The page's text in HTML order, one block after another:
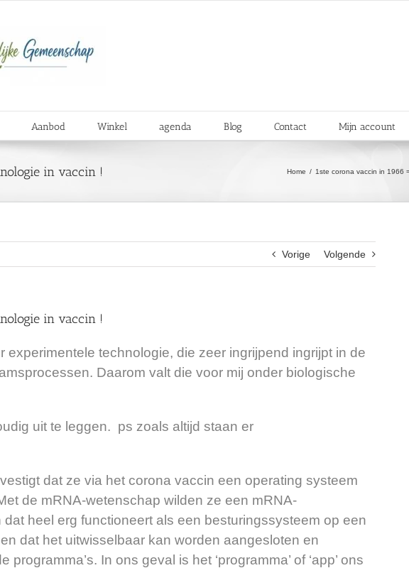
Aanbod Winkel agenda Blog Contact Mijn account
in vaccin ! Home 1ste corona vaccin in 1966
Vorige Volgende
in vaccin !
experimentele technologie, die zeer ingrijpend ingrijpt in de
Daarom valt die voor mij onder biologische
uit te leggen. ps zoals altijd staan er
dat ze via het corona vaccin een operating systeem
de mRNA-wetenschap wilden ze een mRNA-
heel erg functioneert als een besturingssysteem op een
dat het uitwisselbaar kan worden aangesloten en
In ons geval is het ‘programma’ of ‘app’ ons